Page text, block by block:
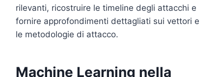
rilevanti, ricostruire le timeline degli attacchi e
fornire approfondimenti dettagliati sui vettori e
le metodologie di attacco.
Machine Learning nella